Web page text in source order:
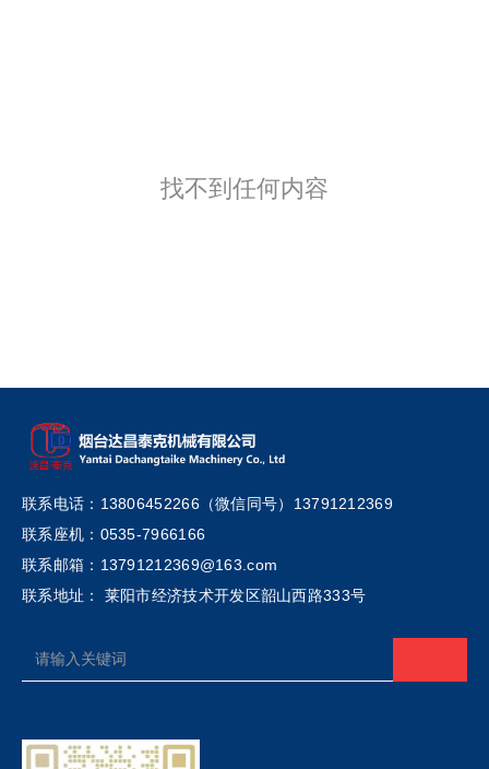
找不到任何内容
联系电话：13806452266（微信同号）13791212369
联系座机：0535-7966166
联系邮箱：13791212369@163.com
联系地址： 莱阳市经济技术开发区韶山西路333号